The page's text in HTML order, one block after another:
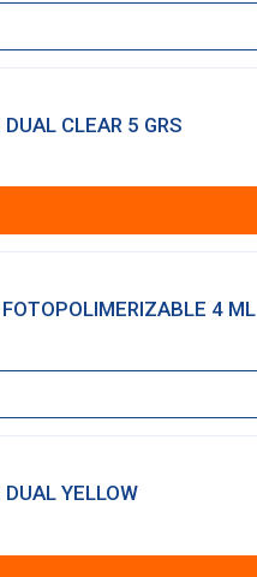
CLEAR 5 GRS
4 ML
YELLOW